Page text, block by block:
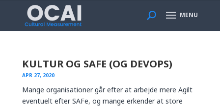
MENU
KULTUR OG SAFE (OG DEVOPS)
APR 27, 2020
Mange organisationer går efter at arbejde mere Agilt
eventuelt efter SAFe, og mange erkender at store